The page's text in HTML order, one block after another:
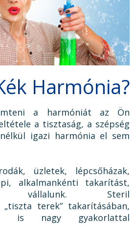
INTÉZMÉNYEKNEK
Harmónia?
a harmóniát az Ön
a tisztaság, a szépség
igazi harmónia el sem
üzletek, lépcsőházak,
alkalmankénti takarítást,
vállalunk. Steril
„tiszta terek” takarításában,
is nagy gyakorlattal